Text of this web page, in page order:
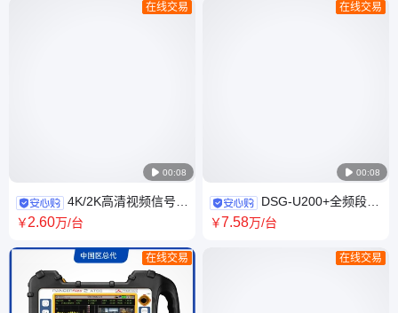
 00:08
在线交易
4K/2K高清视频信号产
生器,HDMI2.0/1.4视 频信号发
￥2.60万/台
在线交易
 00:08
在线交易
DSG-U200+全频段
DVB-T2便携式USB信号源 深
￥7.58万/台
在线交易